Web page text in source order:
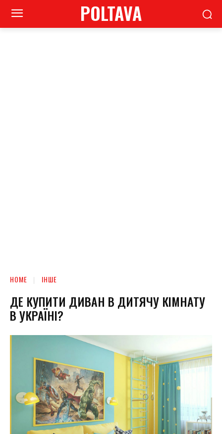
POLTAVA
HOME ІНШЕ
ДЕ КУПИТИ ДИВАН В ДИТЯЧУ КІМНАТУ
В УКРАЇНІ?